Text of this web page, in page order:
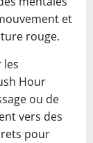
et
rouge.
Hour
ou de
vers des
pour